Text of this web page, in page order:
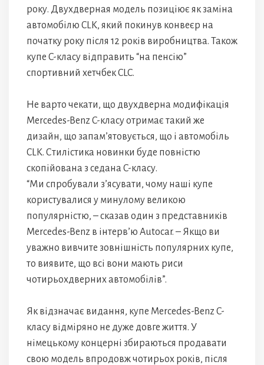
року. Двухдверная модель позиціює як заміна
автомобілю CLK, який покинув конвеєр на
початку року після 12 років виробництва. Також
купе C-класу відправить “на пенсію”
спортивний хетчбек CLC.
Не варто чекати, що двухдверна модифікація
Mercedes-Benz C-класу отримає такий же
дизайн, що запам’ятовується, що і автомобіль
CLK. Стилістика новинки буде повністю
скопійована з седана C-класу.
“Ми спробували з’ясувати, чому наші купе
користувалися у минулому великою
популярністю, – сказав один з представників
Mercedes-Benz в інтерв’ю Autocar. – Якщо ви
уважно вивчите зовнішність популярних купе,
то виявите, що всі вони мають риси
чотирьохдверних автомобілів”.
Як відзначає видання, купе Mercedes-Benz C-
класу відміряно не дуже довге життя. У
німецькому концерні збираються продавати
свою модель впродовж чотирьох років, після